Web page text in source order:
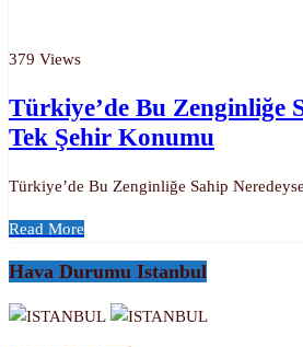
379 Views
Türkiye’de Bu Zenginliğe
Tek Şehir Konumu
Türkiye’de Bu Zenginliğe Sahip
Read More
Hava Durumu Istanbul